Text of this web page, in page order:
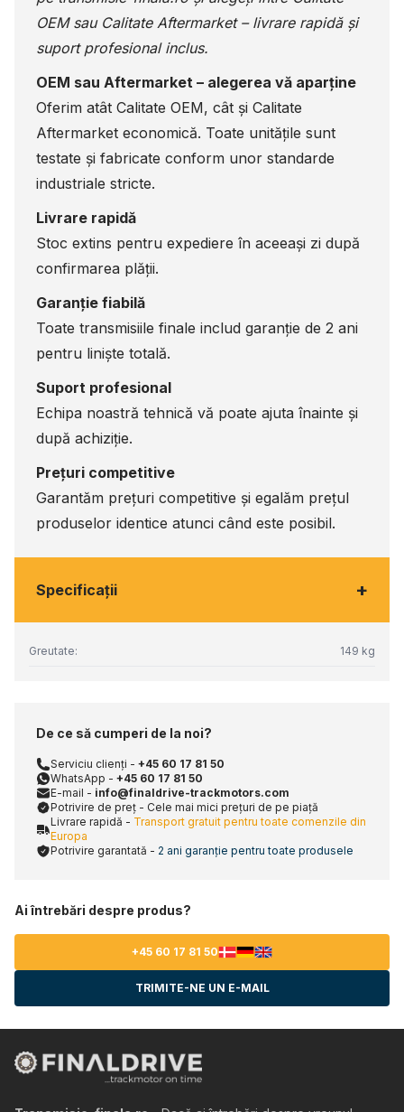
OEM sau Calitate Aftermarket – livrare rapidă și
suport profesional inclus.
OEM sau Aftermarket – alegerea vă aparține
Oferim atât Calitate OEM, cât și Calitate
Aftermarket economică. Toate unitățile sunt
testate și fabricate conform unor standarde
industriale stricte.
Livrare rapidă
Stoc extins pentru expediere în aceeași zi după
confirmarea plății.
Garanție fiabilă
Toate transmisiile finale includ garanție de 2 ani
pentru liniște totală.
Suport profesional
Echipa noastră tehnică vă poate ajuta înainte și
după achiziție.
Prețuri competitive
Garantăm prețuri competitive și egalăm prețul
produselor identice atunci când este posibil.
Specificaţii +
Greutate: 149 kg
De ce să cumperi de la noi?
Serviciu clienți - +45 60 17 81 50
WhatsApp - +45 60 17 81 50
E-mail - info@finaldrive-trackmotors.com
Potrivire de preț - Cele mai mici prețuri de pe piață
Livrare rapidă - Transport gratuit pentru toate comenzile din
Europa
Potrivire garantată - 2 ani garanție pentru toate produsele
Ai întrebări despre produs?
+45 60 17 81 50
TRIMITE-NE UN E-MAIL